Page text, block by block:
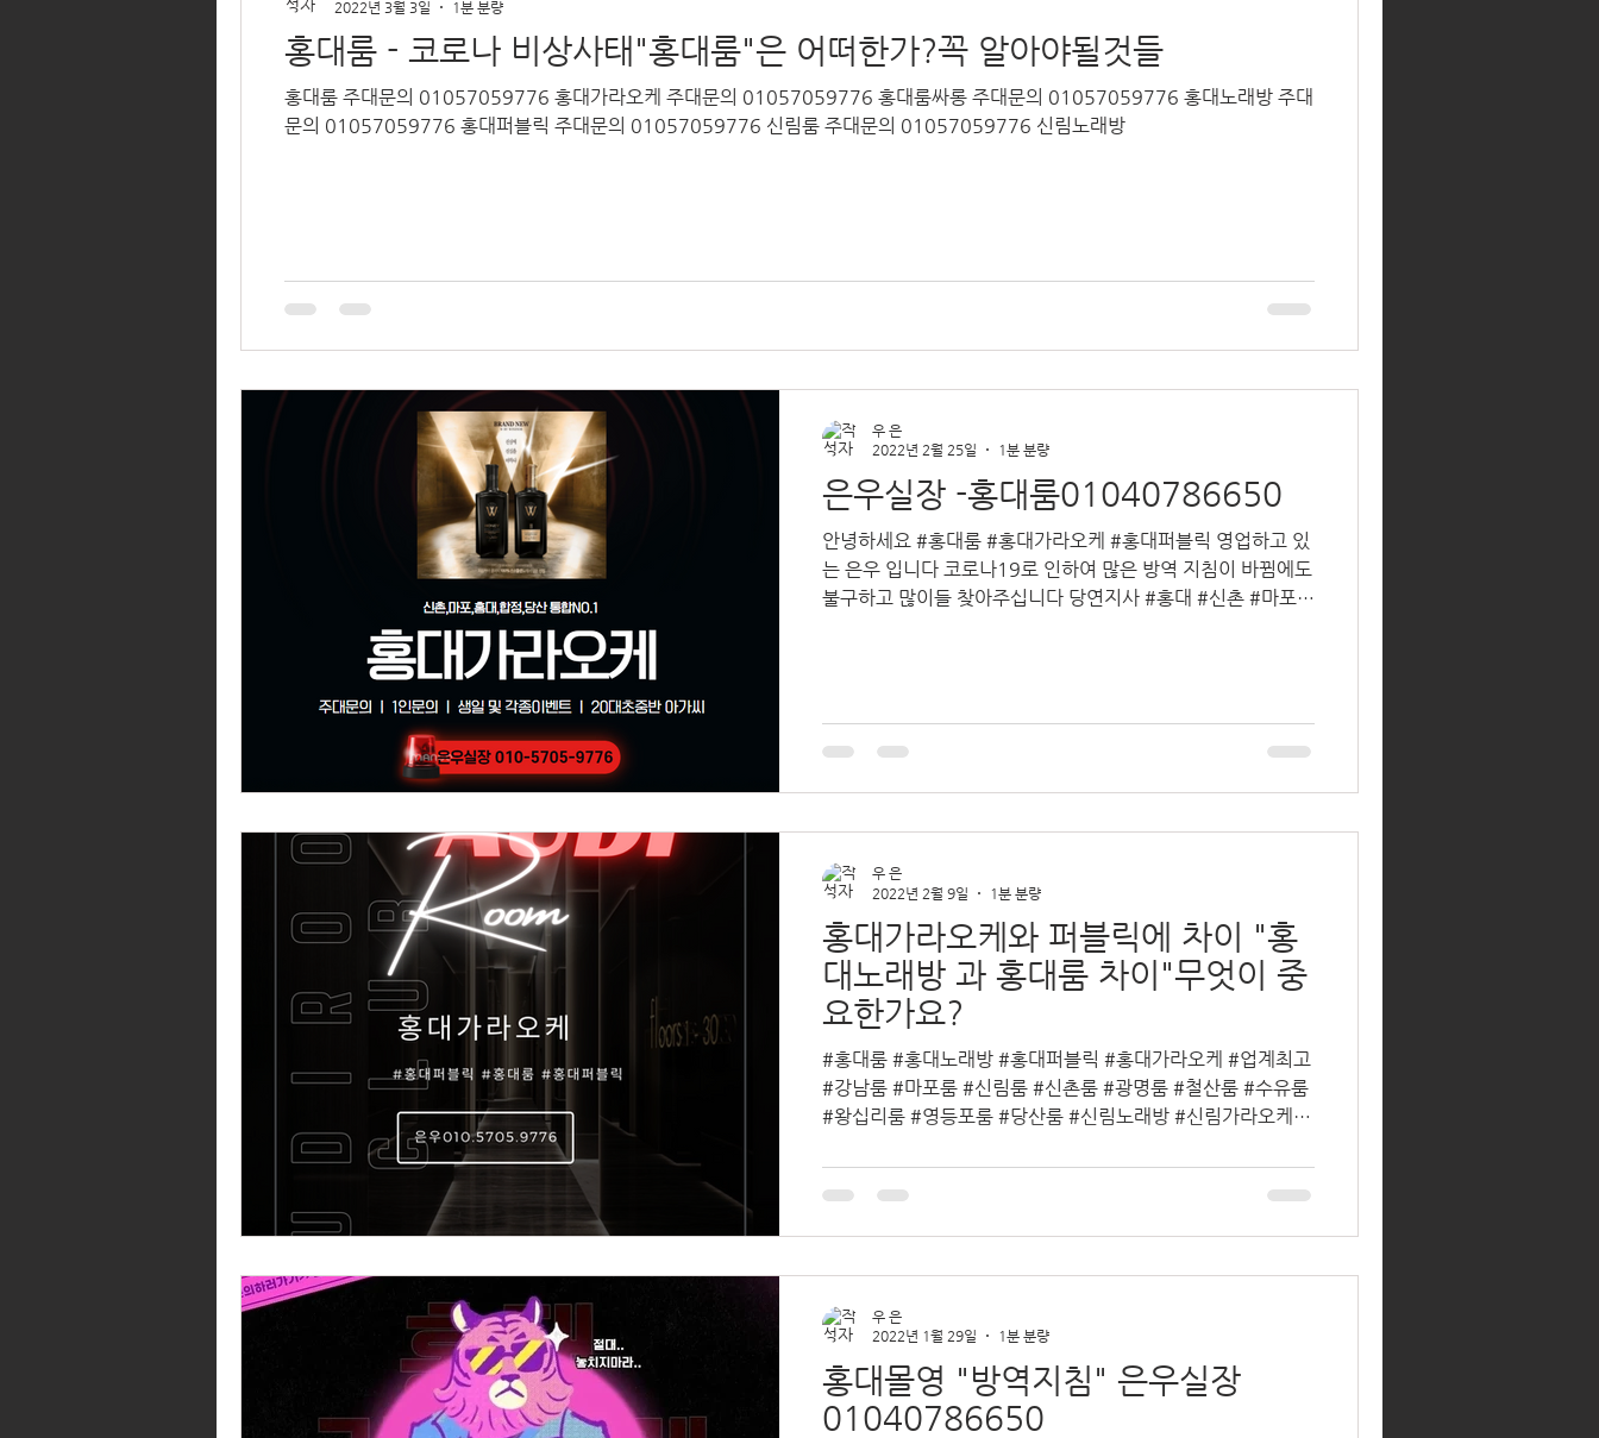
홍대룸 - 코로나 비상사태"홍대룸"은 어떠한가?꼭 알아야될것들
홍대룸 주대문의 01057059776 홍대가라오케 주대문의 01057059776 홍대룸싸롱 주대문의 01057059776 홍대노래방 주대
문의 01057059776 홍대퍼블릭 주대문의 01057059776 신림룸 주대문의 01057059776 신림노래방
2022년 3월 3일 1분 분량
은우실장 -홍대룸01040786650
안녕하세요 #홍대룸 #홍대가라오케 #홍대퍼블릭 영업하고 있
는 은우 입니다 코로나19로 인하여 많은 방역 지침이 바뀜에도
불구하고 많이들 찾아주십니다 당연지사 #홍대 #신촌 #마포
우 은
2022년 2월 25일
1분 분량
홍대가라오케와 퍼블릭에 차이 "홍
대노래방 과 홍대룸 차이"무엇이 중
요한가요?
#홍대룸 #홍대노래방 #홍대퍼블릭 #홍대가라오케 #업계최고
#강남룸 #마포룸 #신림룸 #신촌룸 #광명룸 #철산룸 #수유룸
#왕십리룸 #영등포룸 #당산룸 #신림노래방 #신림가라오케 #
우 은
2022년 2월 9일
1분 분량
홍대몰영 "방역지침" 은우실장
01040786650
우 은
2022년 1월 29일
1분 분량